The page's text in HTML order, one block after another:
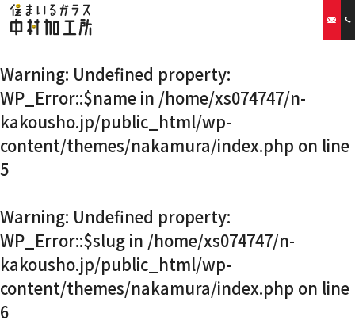
ホーム
当社の特徴
リフォームプラン
ご利用案内
スタッフ紹介
Warning: Undefined property:
WP_Error::$name in /home/xs074747/n-
kakousho.jp/public_html/wp-
content/themes/nakamura/index.php on line
5
Warning: Undefined property:
WP_Error::$slug in /home/xs074747/n-
kakousho.jp/public_html/wp-
content/themes/nakamura/index.php on line
6